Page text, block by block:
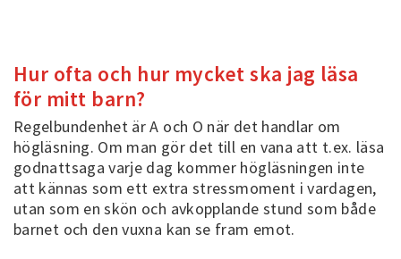
Hur ofta och hur mycket ska jag läsa
för mitt barn?
Regelbundenhet är A och O när det handlar om
högläsning. Om man gör det till en vana att t.ex. läsa
godnattsaga varje dag kommer högläsningen inte
att kännas som ett extra stressmoment i vardagen,
utan som en skön och avkopplande stund som både
barnet och den vuxna kan se fram emot.